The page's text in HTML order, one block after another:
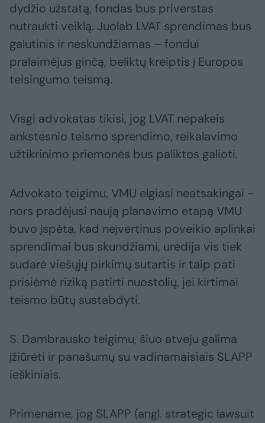
dydžio užstatą, fondas bus priverstas
nutraukti veiklą. Juolab LVAT sprendimas bus
galutinis ir neskundžiamas – fondui
pralaimėjus ginčą, beliktų kreiptis į Europos
teisingumo teismą.
Visgi advokatas tikisi, jog LVAT nepakeis
ankstesnio teismo sprendimo, reikalavimo
užtikrinimo priemonės bus paliktos galioti.
Advokato teigimu, VMU elgiasi neatsakingai –
nors pradėjusi naują planavimo etapą VMU
buvo įspėta, kad neįvertinus poveikio aplinkai
sprendimai bus skundžiami, urėdija vis tiek
sudarė viešųjų pirkimų sutartis ir taip pati
prisiėmė riziką patirti nuostolių, jei kirtimai
teismo būtų sustabdyti.
S. Dambrausko teigimu, šiuo atveju galima
įžiūrėti ir panašumų su vadinamaisiais SLAPP
ieškiniais.
Primename, jog SLAPP (angl. strategic lawsuit